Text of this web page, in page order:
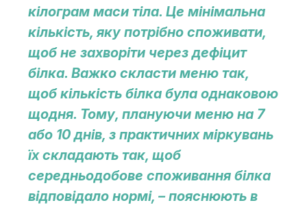
кілограм маси тіла. Це мінімальна
кількість, яку потрібно споживати,
щоб не захворіти через дефіцит
білка. Важко скласти меню так,
щоб кількість білка була однаковою
щодня. Тому, плануючи меню на 7
або 10 днів, з практичних міркувань
їх складають так, щоб
середньодобове споживання білка
відповідало нормі, – пояснюють в